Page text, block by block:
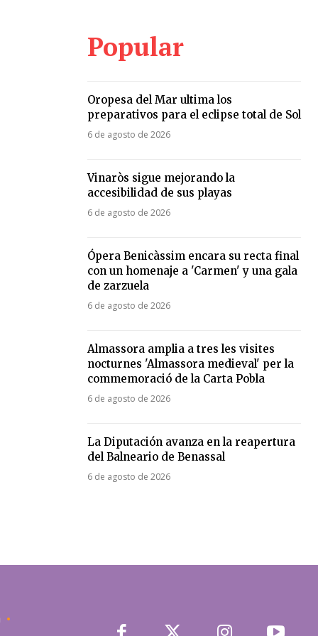
Popular
Oropesa del Mar ultima los
preparativos para el eclipse total de Sol
6 de agosto de 2026
Vinaròs sigue mejorando la
accesibilidad de sus playas
6 de agosto de 2026
Ópera Benicàssim encara su recta final
con un homenaje a 'Carmen' y una gala
de zarzuela
6 de agosto de 2026
Almassora amplia a tres les visites
nocturnes 'Almassora medieval' per la
commemoració de la Carta Pobla
6 de agosto de 2026
La Diputación avanza en la reapertura
del Balneario de Benassal
6 de agosto de 2026